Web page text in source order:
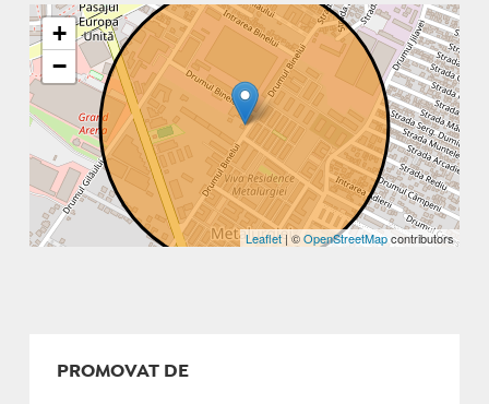
+
−
Leaflet | ©OpenStreetMapcontributors
PROMOVAT DE